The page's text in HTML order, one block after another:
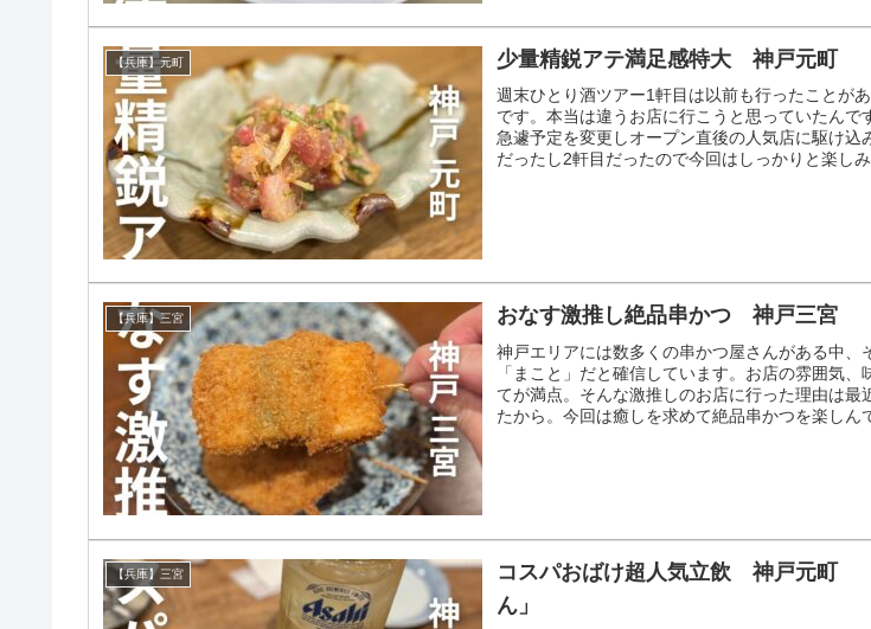
【兵庫】元町 少量精鋭アテ満足感特大 神戸元町
週末ひとり酒ツアー1軒目は以前も行ったことが
です。本当は違うお店に行こうと思っていたんで
急遽予定を変更しオープン直後の人気店に駆け込
だったし2軒目だったので今回はしっかりと楽し
【兵庫】三宮 おなす激推し絶品串かつ 神戸三宮
神戸エリアには数多くの串かつ屋さんがある中、
「まこと」だと確信しています。お店の雰囲気、
てが満点。そんな激推しのお店に行った理由は最
たから。今回は癒しを求めて絶品串かつを楽しん
【兵庫】三宮
コスパおばけ超人気立飲 神戸元町
ん」